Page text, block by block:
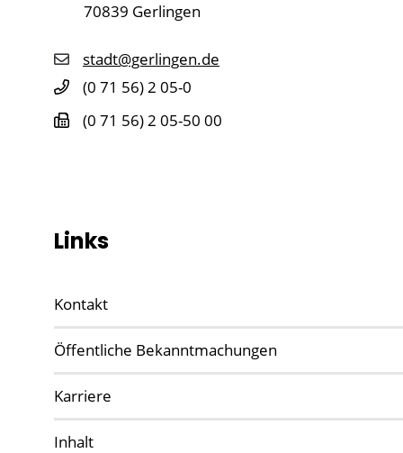
70839 Gerlingen
stadt@gerlingen.de
(0 71 56) 2 05-0
(0 71 56) 2 05-50 00
Links
Kontakt
Öffentliche Bekanntmachungen
Karriere
Inhalt